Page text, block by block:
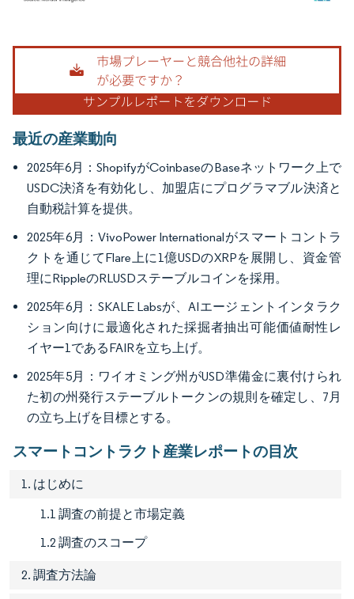
画像 © Mordor Intelligence。再利用にはCC BY 4.0の表示が必要です。
最近の産業動向
2025年6月：ShopifyがCoinbaseのBaseネットワーク上で
USDC決済を有効化し、加盟店にプログラマブル決済と
自動税計算を提供。
2025年6月：VivoPower Internationalがスマートコントラ
クトを通じてFlare上に1億USDのXRPを展開し、資金管
理にRippleのRLUSDステーブルコインを採用。
2025年6月：SKALE Labsが、AIエージェントインタラク
ション向けに最適化された採掘者抽出可能価値耐性レ
イヤー1であるFAIRを立ち上げ。
2025年5月：ワイオミング州がUSD準備金に裏付けられ
た初の州発行ステーブルトークンの規則を確定し、7月
の立ち上げを目標とする。
スマートコントラクト産業レポートの目次
1. はじめに
1.1 調査の前提と市場定義
1.2 調査のスコープ
2. 調査方法論